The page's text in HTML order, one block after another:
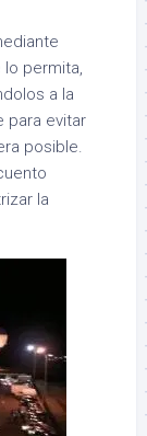
permita,
a la
para evitar
posible.
la